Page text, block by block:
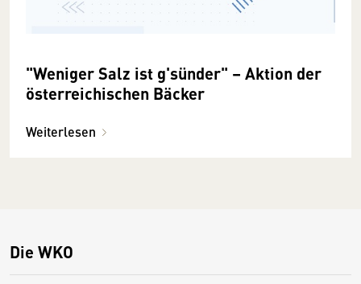
"Weniger Salz ist g'sünder" – Aktion der
österreichischen Bäcker
Weiterlesen
Die WKO